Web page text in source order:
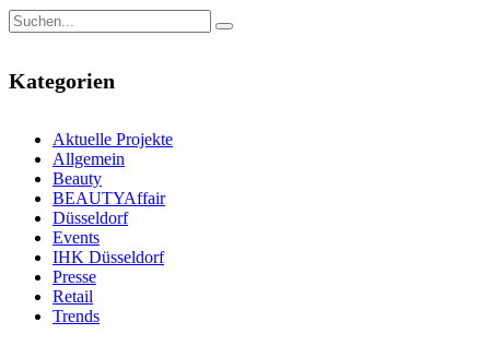
Kategorien
Aktuelle Projekte
Allgemein
Beauty
BEAUTYAffair
Düsseldorf
Events
IHK Düsseldorf
Presse
Retail
Trends